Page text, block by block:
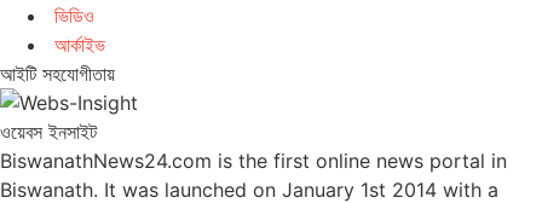
ভিডিও
আর্কাইভ
আইটি সহযোগীতায়
ওয়েবস ইনসাইট
BiswanathNews24.com is the first online news portal in
Biswanath. It was launched on January 1st 2014 with a